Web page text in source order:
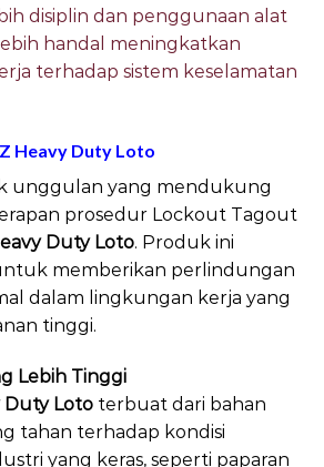
disiplin dan penggunaan alat
handal meningkatkan
terhadap sistem keselamatan
Heavy Duty Loto
unggulan yang mendukung
prosedur Lockout Tagout
Duty Loto. Produk ini
memberikan perlindungan
dalam lingkungan kerja yang
tinggi.
Lebih Tinggi
Duty Lototerbuat dari bahan
tahan terhadap kondisi
yang keras, seperti paparan